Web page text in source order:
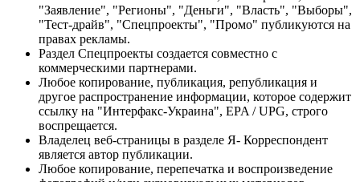
"Заявление", "Регионы", "Деньги", "Власть", "Выборы",
"Тест-драйв", "Спецпроекты", "Промо" публикуются на
правах рекламы.
Раздел Спецпроекты создается совместно с
коммерческими партнерами.
Любое копирование, публикация, републикация и
другое распространение информации, которое содержит
ссылку на "Интерфакс-Украина", EPA / UPG, строго
воспрещается.
Владелец веб-страницы в разделе Я- Корреспондент
является автор публикации.
Любое копирование, перепечатка и воспроизведение